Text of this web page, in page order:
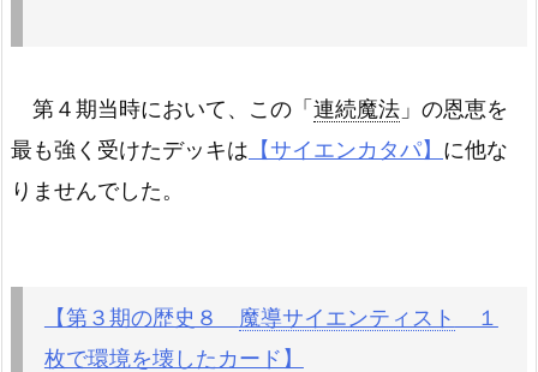
第４期当時において、この「 連続魔法 」の恩恵を
最も強く受けたデッキは 【サイエンカタパ】 に他な
りませんでした。
【第３期の歴史８ 魔導サイエンティスト
１
枚で環境を壊したカード】